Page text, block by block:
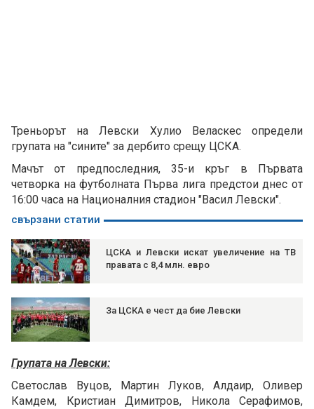
Треньорът на Левски Хулио Веласкес определи
групата на "сините" за дербито срещу ЦСКА.
Мачът от предпоследния, 35-и кръг в Първата
четворка на футболната Първа лига предстои днес от
16:00 часа на Националния стадион "Васил Левски".
свързани статии
ЦСКА и Левски искат увеличение на ТВ
правата с 8,4 млн. евро
За ЦСКА е чест да бие Левски
Групата на Левски:
Светослав Вуцов, Мартин Луков, Алдаир, Оливер
Камдем, Кристиан Димитров, Никола Серафимов,